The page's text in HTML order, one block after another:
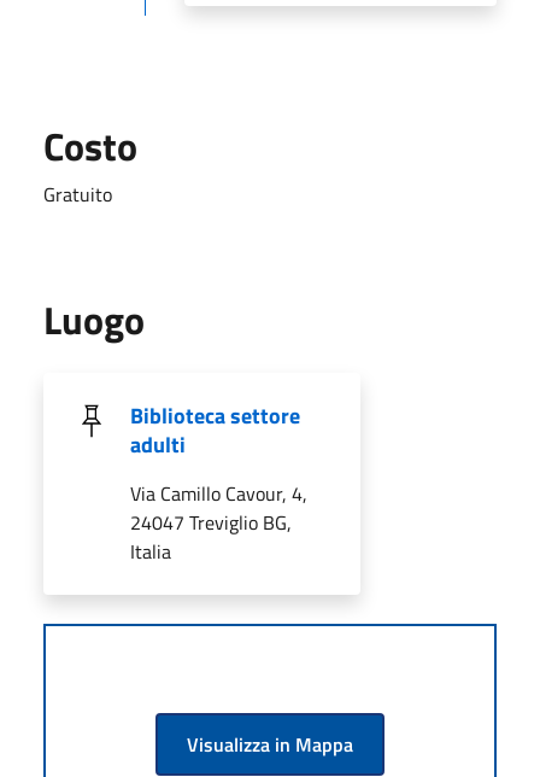
Costo
Gratuito
Luogo
Biblioteca settore
adulti
Via Camillo Cavour, 4,
24047 Treviglio BG,
Italia
Visualizza in Mappa